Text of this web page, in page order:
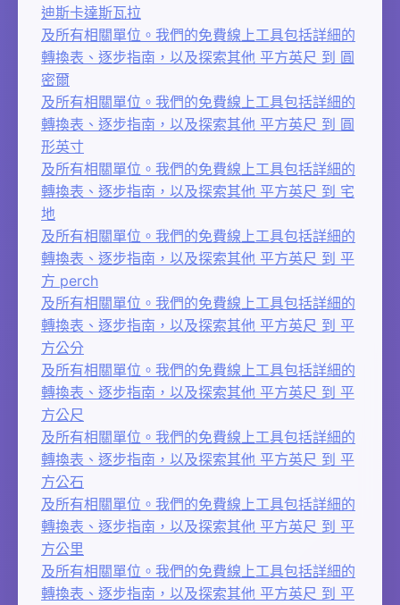
迪斯卡達斯瓦拉
及所有相關單位。我們的免費線上工具包括詳細的
轉換表、逐步指南，以及探索其他 平方英尺 到 圓
密爾
及所有相關單位。我們的免費線上工具包括詳細的
轉換表、逐步指南，以及探索其他 平方英尺 到 圓
形英寸
及所有相關單位。我們的免費線上工具包括詳細的
轉換表、逐步指南，以及探索其他 平方英尺 到 宅
地
及所有相關單位。我們的免費線上工具包括詳細的
轉換表、逐步指南，以及探索其他 平方英尺 到 平
方 perch
及所有相關單位。我們的免費線上工具包括詳細的
轉換表、逐步指南，以及探索其他 平方英尺 到 平
方公分
及所有相關單位。我們的免費線上工具包括詳細的
轉換表、逐步指南，以及探索其他 平方英尺 到 平
方公尺
及所有相關單位。我們的免費線上工具包括詳細的
轉換表、逐步指南，以及探索其他 平方英尺 到 平
方公石
及所有相關單位。我們的免費線上工具包括詳細的
轉換表、逐步指南，以及探索其他 平方英尺 到 平
方公里
及所有相關單位。我們的免費線上工具包括詳細的
轉換表、逐步指南，以及探索其他 平方英尺 到 平